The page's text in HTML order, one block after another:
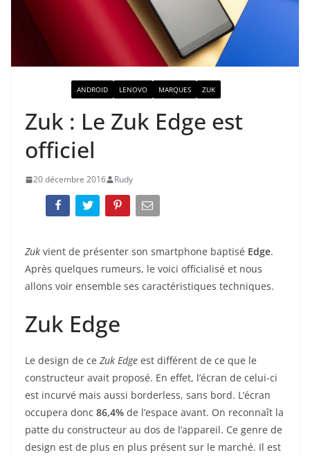
ANDROID LENOVO MARQUES ZUK
Zuk : Le Zuk Edge est
officiel
20 décembre 2016 Rudy
Zuk vient de présenter son smartphone baptisé Edge.
Après quelques rumeurs, le voici officialisé et nous
allons voir ensemble ses caractéristiques techniques.
Zuk Edge
Le design de ce Zuk Edge est différent de ce que le
constructeur avait proposé. En effet, l’écran de celui-ci
est incurvé mais aussi borderless, sans bord. L’écran
occupera donc 86,4% de l’espace avant. On reconnaît la
patte du constructeur au dos de l’appareil. Ce genre de
design est de plus en plus présent sur le marché. Il est